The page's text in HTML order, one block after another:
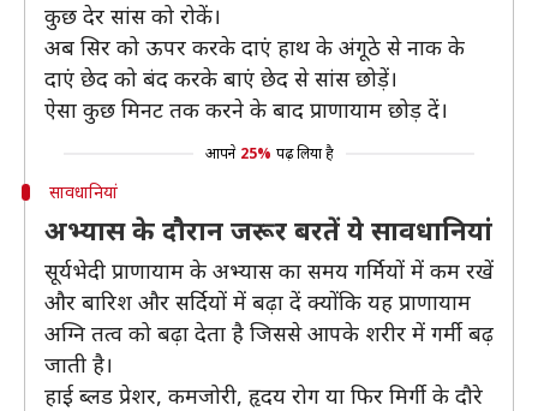
कुछ देर सांस को रोकें।
अब सिर को ऊपर करके दाएं हाथ के अंगूठे से नाक के
दाएं छेद को बंद करके बाएं छेद से सांस छोड़ें।
ऐसा कुछ मिनट तक करने के बाद प्राणायाम छोड़ दें।
आपने 25% पढ़ लिया है
सावधानियां
अभ्यास के दौरान जरूर बरतें ये सावधानियां
सूर्यभेदी प्राणायाम के अभ्यास का समय गर्मियों में कम रखें
और बारिश और सर्दियों में बढ़ा दें क्योंकि यह प्राणायाम
अग्नि तत्व को बढ़ा देता है जिससे आपके शरीर में गर्मी बढ़
जाती है।
हाई ब्लड प्रेशर, कमजोरी, हृदय रोग या फिर मिर्गी के दौरे